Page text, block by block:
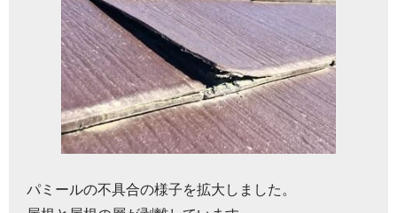
パミールの不具合の様子を拡大しました。